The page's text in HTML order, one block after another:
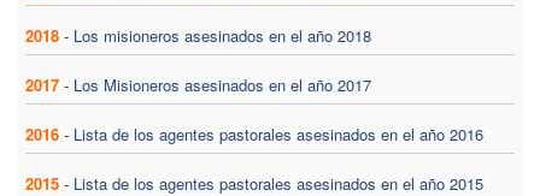
2018 - Los misioneros asesinados en el año 2018
2017 - Los Misioneros asesinados en el año 2017
2016 - Lista de los agentes pastorales asesinados en el año 2016
2015 - Lista de los agentes pastorales asesinados en el año 2015